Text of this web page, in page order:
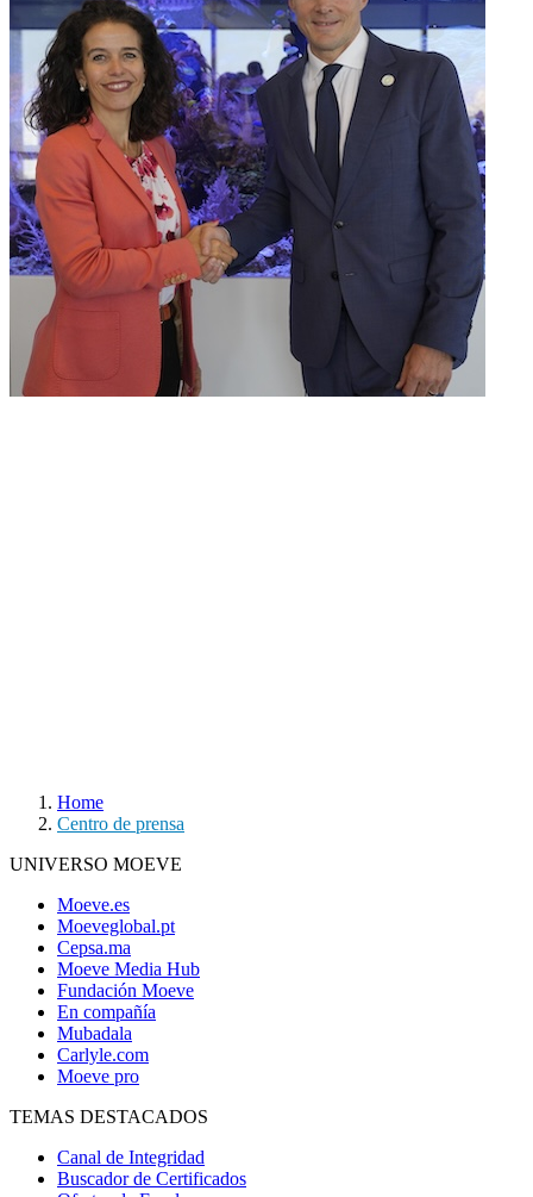
Home
Centro de prensa
UNIVERSO MOEVE
Moeve.es
Moeveglobal.pt
Cepsa.ma
Moeve Media Hub
Fundación Moeve
En compañía
Mubadala
Carlyle.com
Moeve pro
TEMAS DESTACADOS
Canal de Integridad
Buscador de Certificados